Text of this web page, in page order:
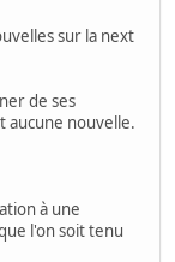
sur la next
de ses
aucune nouvelle.
à une
l'on soit tenu